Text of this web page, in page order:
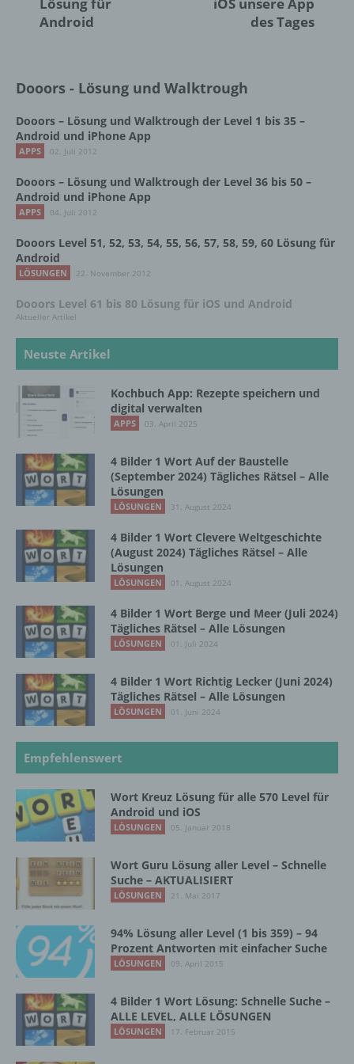
Lösung für
Android
iOS unsere App
des Tages
Dooors - Lösung und Walktrough
Dooors – Lösung und Walktrough der Level 1 bis 35 –
Android und iPhone App
APPS 02. Juli 2012
Dooors – Lösung und Walktrough der Level 36 bis 50 –
Android und iPhone App
APPS 04. Juli 2012
Dooors Level 51, 52, 53, 54, 55, 56, 57, 58, 59, 60 Lösung für
Android
LÖSUNGEN 22. November 2012
Dooors Level 61 bis 80 Lösung für iOS und Android
Aktueller Artikel
Neuste Artikel
Kochbuch App: Rezepte speichern und
digital verwalten
APPS 03. April 2025
4 Bilder 1 Wort Auf der Baustelle
(September 2024) Tägliches Rätsel – Alle
Lösungen
LÖSUNGEN 31. August 2024
4 Bilder 1 Wort Clevere Weltgeschichte
(August 2024) Tägliches Rätsel – Alle
Lösungen
LÖSUNGEN 01. August 2024
4 Bilder 1 Wort Berge und Meer (Juli 2024)
Tägliches Rätsel – Alle Lösungen
LÖSUNGEN 01. Juli 2024
4 Bilder 1 Wort Richtig Lecker (Juni 2024)
Tägliches Rätsel – Alle Lösungen
LÖSUNGEN 01. Juni 2024
Empfehlenswert
Wort Kreuz Lösung für alle 570 Level für
Android und iOS
LÖSUNGEN 05. Januar 2018
Wort Guru Lösung aller Level – Schnelle
Suche – AKTUALISIERT
LÖSUNGEN 21. Mai 2017
94% Lösung aller Level (1 bis 359) – 94
Prozent Antworten mit einfacher Suche
LÖSUNGEN 09. April 2015
4 Bilder 1 Wort Lösung: Schnelle Suche –
ALLE LEVEL, ALLE LÖSUNGEN
LÖSUNGEN 17. Februar 2015
Dritter ist eine natürliche oder juristische
Stelle außer der betroffenen Person, dem
Verantwortlichen, dem Auftragsverarbeiter
und den Personen, die unter der
Verantwortlichen oder des
Auftragsverarbeiters befugt sind, die
personenbezogenen Daten zu verarbeiten.
k) Einwilligung
Einwilligung ist jede von der betroffenen
Person freiwillig für den bestimmten Fall in
informierter Weise und unmissverständlich
abgegebene Willensbekundung in Form
einer Erklärung oder einer sonstigen
die betroffene Person zu verstehen gibt, dass
sie mit der Verarbeitung der sie betreffenden
personenbezogenen Daten einverstanden
Name und Anschrift des für die Verarbeitung
Verantwortlichen
Verantwortlicher im Sinne der Datenschutz-
Grundverordnung, sonstiger in den Mitgliedstaaten
der Europäischen Union geltenden
mit datenschutzrechtlichem Charakter ist die:
InnoMobile GmbH
Schlehenweg 20
18069 Lambrechtshagen
DE
Cookies / SessionStorage / LocalStorage
Die Internetseiten verwenden teilweise so
SessionStorage. Dies dient dazu, unser Angebot
nutzerfreundlicher, effektiver und sicherer zu
machen. Local Storage und SessionStorage ist
eine Technologie, mit welcher ihr Browser Daten
auf Ihrem Computer oder mobilen Gerät
abspeichert. Cookies sind Textdateien, welche
über einen Internetbrowser auf einem
Computersystem abgelegt und gespeichert
werden. Sie können die Verwendung von Cookies,
LocalStorage und SessionStorage durch
entsprechende Einstellung in Ihrem Browser
verhindern.